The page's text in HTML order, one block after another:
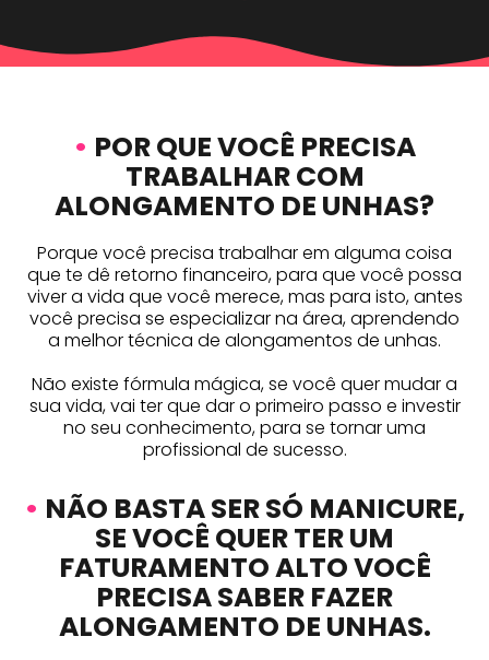
• POR QUE VOCÊ PRECISA
TRABALHAR COM
ALONGAMENTO DE UNHAS?
Porque você precisa trabalhar em alguma coisa
que te dê retorno financeiro, para que você possa
viver a vida que você merece, mas para isto, antes
você precisa se especializar na área, aprendendo
a melhor técnica de alongamentos de unhas.
Não existe fórmula mágica, se você quer mudar a
sua vida, vai ter que dar o primeiro passo e investir
no seu conhecimento, para se tornar uma
profissional de sucesso.
• NÃO BASTA SER SÓ MANICURE,
SE VOCÊ QUER TER UM
FATURAMENTO ALTO VOCÊ
PRECISA SABER FAZER
ALONGAMENTO DE UNHAS.